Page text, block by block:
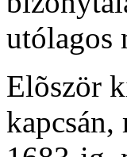
utólagos
Elõször